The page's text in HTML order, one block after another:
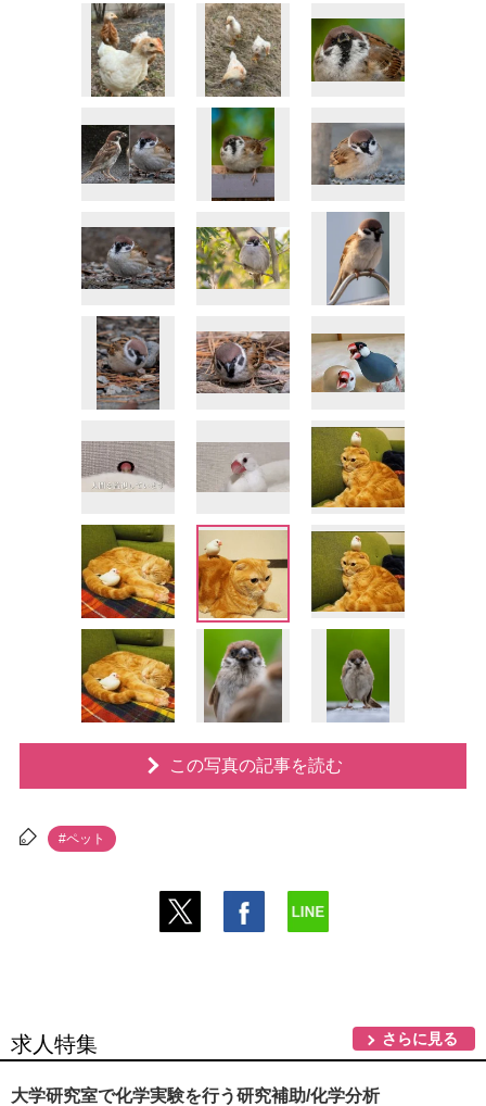
この写真の記事を読む
#ペット
求人特集 さらに見る
大学研究室で化学実験を行う研究補助/化学分析